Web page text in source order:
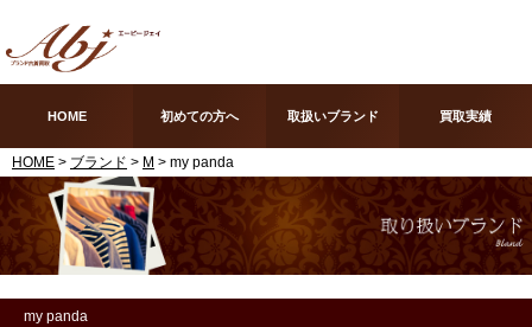
HOME 初めての方へ 取扱いブランド 買取実績
HOME > ブランド > M > my panda
my panda